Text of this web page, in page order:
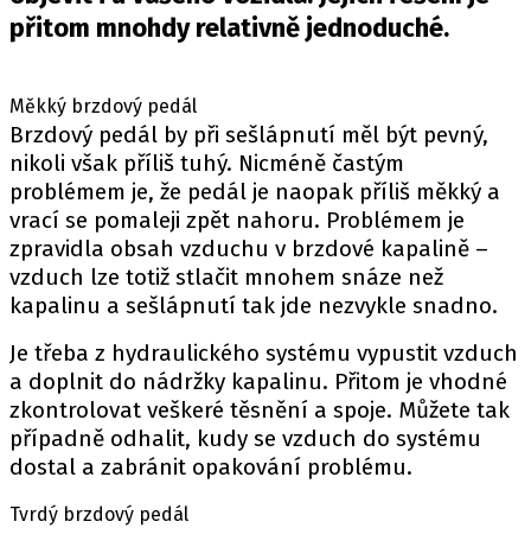
Z DOMOVA
PIT LANE
ČEŠI V AKCI
FIA CEZ & POHÁRY
MEZINÁRODNÍ SCÉNA
SLEDUJTE NÁS NA |
Máte příběh, fotku nebo video?
Pošlete e-mail na autoroad.cz
přitom mnohdy relativně jednoduché.
Měkký brzdový pedál
Brzdový pedál by při sešlápnutí měl být pevný,
nikoli však příliš tuhý. Nicméně častým
problémem je, že pedál je naopak příliš měkký a
vrací se pomaleji zpět nahoru. Problémem je
zpravidla obsah vzduchu v brzdové kapalině –
vzduch lze totiž stlačit mnohem snáze než
kapalinu a sešlápnutí tak jde nezvykle snadno.
Je třeba z hydraulického systému vypustit vzduch
a doplnit do nádržky kapalinu. Přitom je vhodné
zkontrolovat veškeré těsnění a spoje. Můžete tak
případně odhalit, kudy se vzduch do systému
dostal a zabránit opakování problému.
Tvrdý brzdový pedál